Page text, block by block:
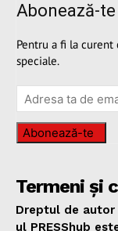
Abonează-
Pentru a fi la
speciale.
Abonează-te
Termeni și
Dreptul de
ul PRESShub